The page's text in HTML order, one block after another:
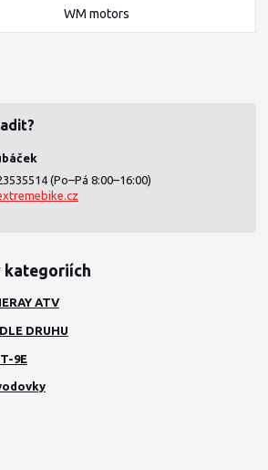
WM motors
(Po–Pá 8:00–16:00)
kategoriích
ATV
DRUHU
9E